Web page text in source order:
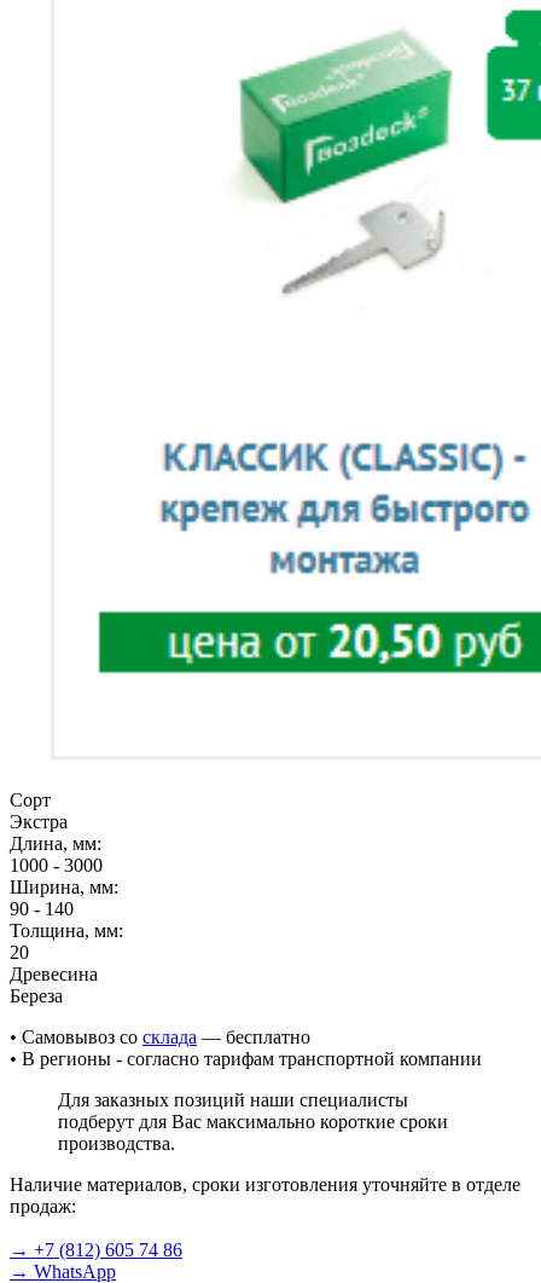
Сорт
Экстра
Длина, мм:
1000 - 3000
Ширина, мм:
90 - 140
Толщина, мм:
20
Древесина
Береза
• Cамовывоз со склада — бесплатно
• В регионы - согласно тарифам транспортной компании
Для заказных позиций наши специалисты
подберут для Вас максимально короткие сроки
производства.
Наличие материалов, сроки изготовления уточняйте в отделе
продаж:
→ +7 (812) 605 74 86
→ WhatsApp